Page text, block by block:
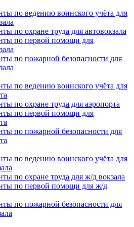
по ведению воинского учёта для
по охране труда для автовокзала
по первой помощи для
по пожарной безопасности для
по ведению воинского учёта для
по охране труда для аэропорта
по первой помощи для
по пожарной безопасности для
по ведению воинского учёта для
по охране труда для ж/д вокзала
по первой помощи для ж/д
по пожарной безопасности для